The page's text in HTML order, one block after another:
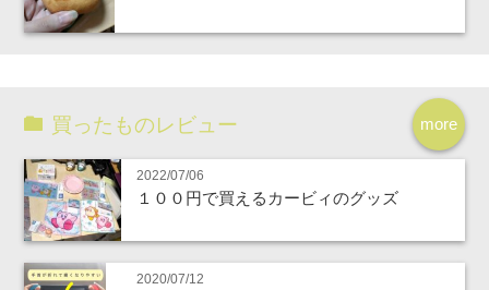
more
買ったものレビュー
2022/07/06
１００円で買えるカービィのグッズ
2020/07/12